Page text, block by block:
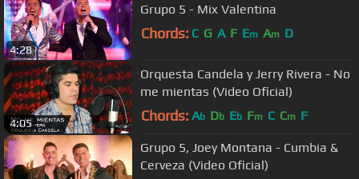
4:28
Grupo 5 - Mix Valentina
Chords: C G A F Em Am D
4:05
Orquesta Candela y Jerry Rivera - No
me mientas (Video Oficial)
Chords: Ab Db Eb Fm C Cm F
Grupo 5, Joey Montana - Cumbia &
Cerveza (Video Oficial)